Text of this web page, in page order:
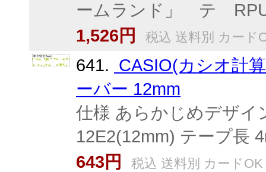
ームランド」 テ
1,526円
税込 送料別 カード
641. CASIO(カシオ計
ーバー 12mm
仕様 あらかじめデザイ
12E2(12mm) テープ長
643円
税込 送料別 カードOK